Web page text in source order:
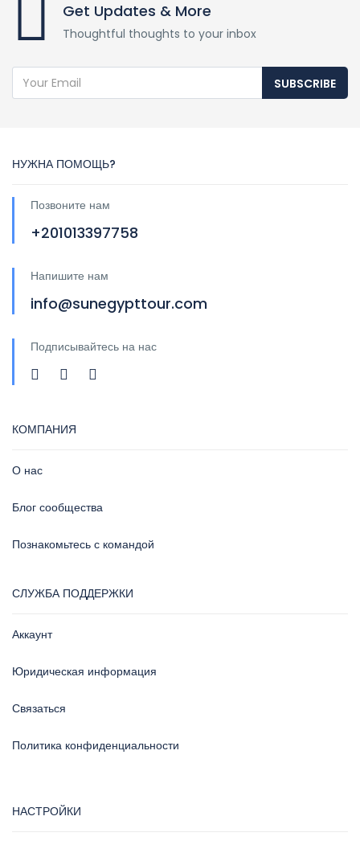
Get Updates & More
Thoughtful thoughts to your inbox
SUBSCRIBE
НУЖНА ПОМОЩЬ?
Позвоните нам
+201013397758
Напишите нам
info@sunegypttour.com
Подписывайтесь на нас
КОМПАНИЯ
О нас
Блог сообщества
Познакомьтесь с командой
СЛУЖБА ПОДДЕРЖКИ
Аккаунт
Юридическая информация
Связаться
Политика конфиденциальности
НАСТРОЙКИ